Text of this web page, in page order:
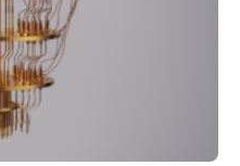
nun hat eine
um den